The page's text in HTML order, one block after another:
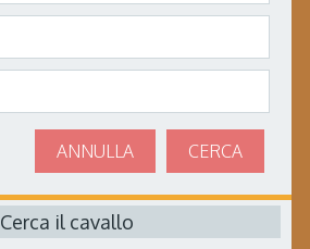
CERCA
ANNULLA
Cerca il cavallo